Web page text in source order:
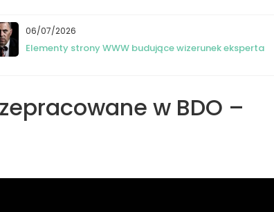
06/07/2026
Elementy strony WWW budujące wizerunek eksperta
w BDO –